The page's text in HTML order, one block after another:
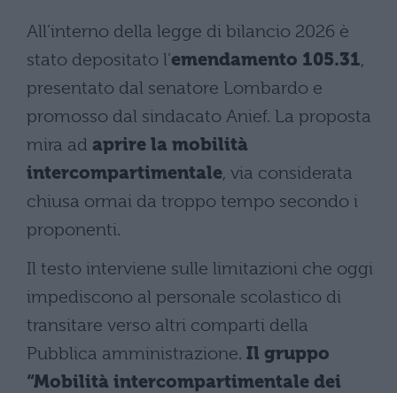
All’interno della legge di bilancio 2026 è
stato depositato l’emendamento 105.31,
presentato dal senatore Lombardo e
promosso dal sindacato Anief. La proposta
mira ad aprire la mobilità
intercompartimentale, via considerata
chiusa ormai da troppo tempo secondo i
proponenti.
Il testo interviene sulle limitazioni che oggi
impediscono al personale scolastico di
transitare verso altri comparti della
Pubblica amministrazione. Il gruppo
“Mobilità intercompartimentale dei